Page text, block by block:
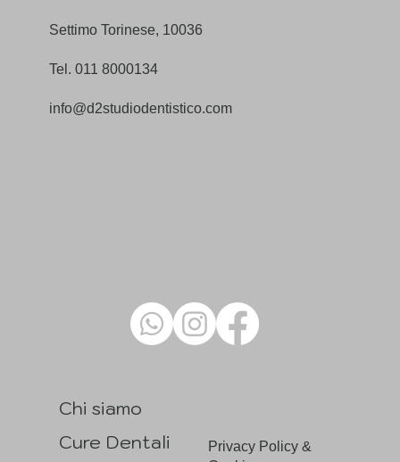
Settimo Torinese, 10036
Tel. 011 8000134
info@d2studiodentistico.com
Chi siamo
Cure Dentali
Privacy Policy &